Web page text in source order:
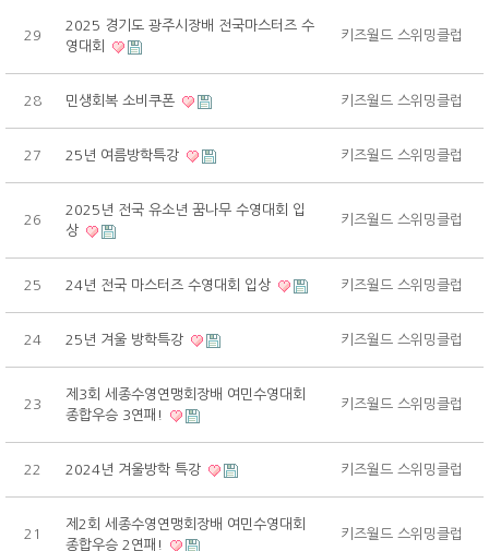
29
2025 경기도 광주시장배 전국마스터즈 수
영대회
키즈월드 스위밍클럽
28 민생회복 소비쿠폰 키즈월드 스위밍클럽
27 25년 여름방학특강 키즈월드 스위밍클럽
26
2025년 전국 유소년 꿈나무 수영대회 입
상
키즈월드 스위밍클럽
25 24년 전국 마스터즈 수영대회 입상 키즈월드 스위밍클럽
24 25년 겨울 방학특강 키즈월드 스위밍클럽
23
제3회 세종수영연맹회장배 여민수영대회
종합우승 3연패!
키즈월드 스위밍클럽
22 2024년 겨울방학 특강 키즈월드 스위밍클럽
21
제2회 세종수영연맹회장배 여민수영대회
종합우승 2연패!
키즈월드 스위밍클럽